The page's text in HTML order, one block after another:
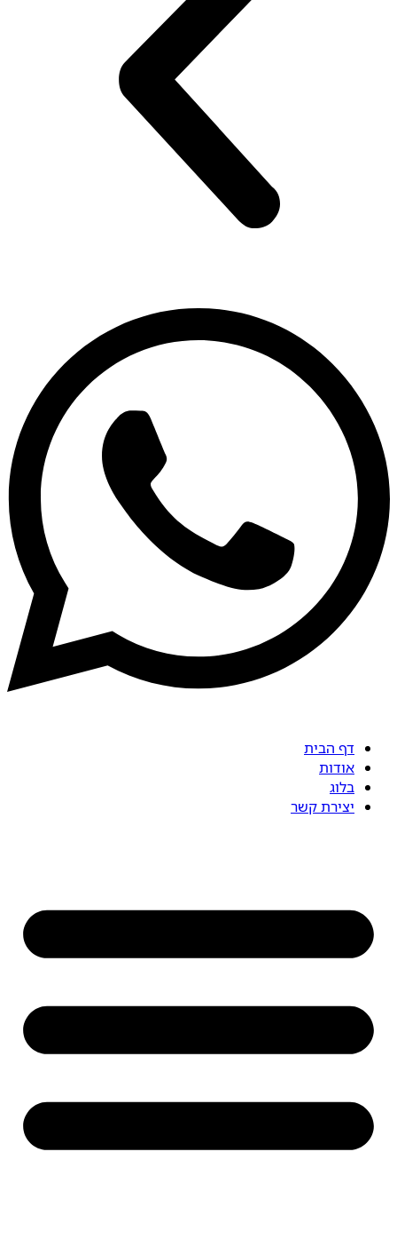
דף הבית
אודות
בלוג
יצירת קשר